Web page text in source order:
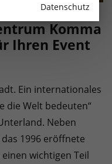
Komma
Ihren Event
Ein internationales
die Welt bedeuten“
Neben
1996 eröffnete
wichtigen Teil
Datenschutz